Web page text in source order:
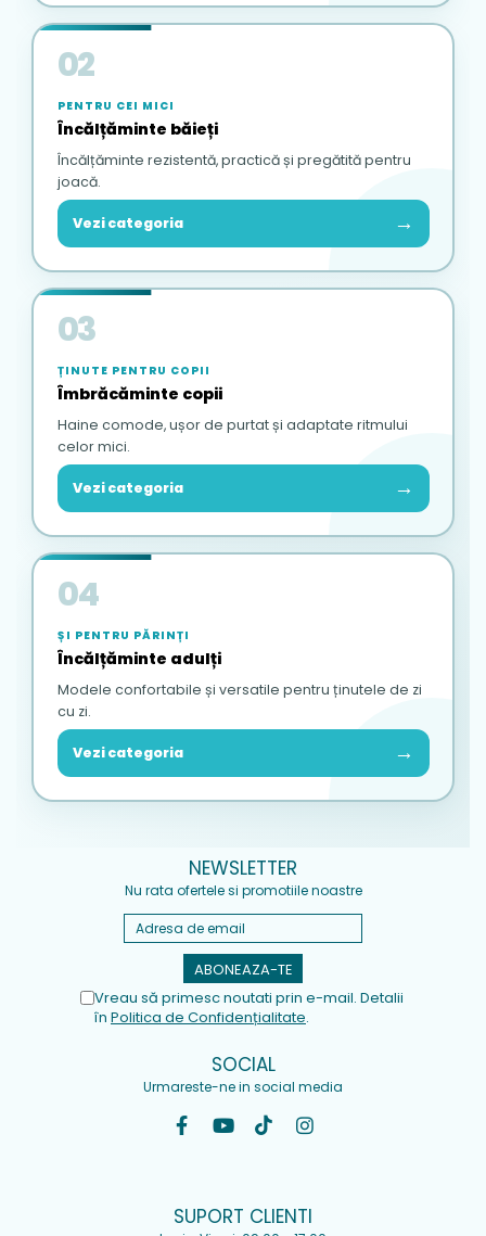
02
PENTRU CEI MICI
Încălțăminte băieți
Încălțăminte rezistentă, practică și pregătită pentru
joacă.
Vezi categoria →
03
ȚINUTE PENTRU COPII
Îmbrăcăminte copii
Haine comode, ușor de purtat și adaptate ritmului
celor mici.
Vezi categoria →
04
ȘI PENTRU PĂRINȚI
Încălțăminte adulți
Modele confortabile și versatile pentru ținutele de zi
cu zi.
Vezi categoria →
NEWSLETTER
Nu rata ofertele si promotiile noastre
Vreau să primesc noutati prin e-mail. Detalii
în Politica de Confidențialitate.
SOCIAL
Urmareste-ne in social media
SUPORT CLIENTI